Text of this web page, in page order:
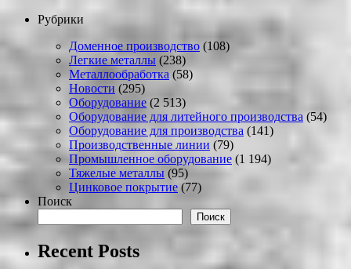
Рубрики
Доменное производство (108)
Легкие металлы (238)
Металлообработка (58)
Новости (295)
Оборудование (2 513)
Оборудование для литейного производства (54)
Оборудование для производства (141)
Производственные линии (79)
Промышленное оборудование (1 194)
Тяжелые металлы (95)
Цинковое покрытие (77)
Поиск
Поиск
Recent Posts